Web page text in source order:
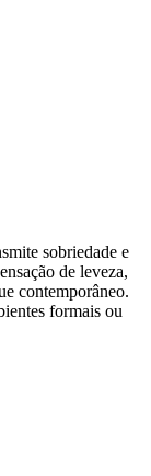
sobriedade e
de leveza,
contemporâneo.
formais ou